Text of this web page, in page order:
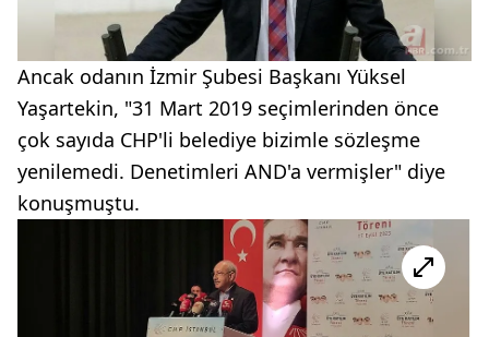
Ancak odanın İzmir Şubesi Başkanı Yüksel
Yaşartekin, "31 Mart 2019 seçimlerinden önce
çok sayıda CHP'li belediye bizimle sözleşme
yenilemedi. Denetimleri AND'a vermişler" diye
konuşmuştu.